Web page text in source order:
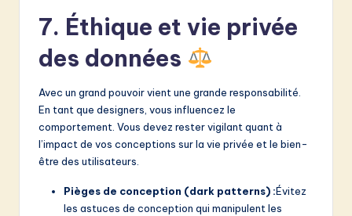
7. Éthique et vie privée
des données
Avec un grand pouvoir vient une grande responsabilité.
En tant que designers, vous influencez le
comportement. Vous devez rester vigilant quant à
l’impact de vos conceptions sur la vie privée et le bien-
être des utilisateurs.
Pièges de conception (dark patterns) :Évitez
les astuces de conception qui manipulent les